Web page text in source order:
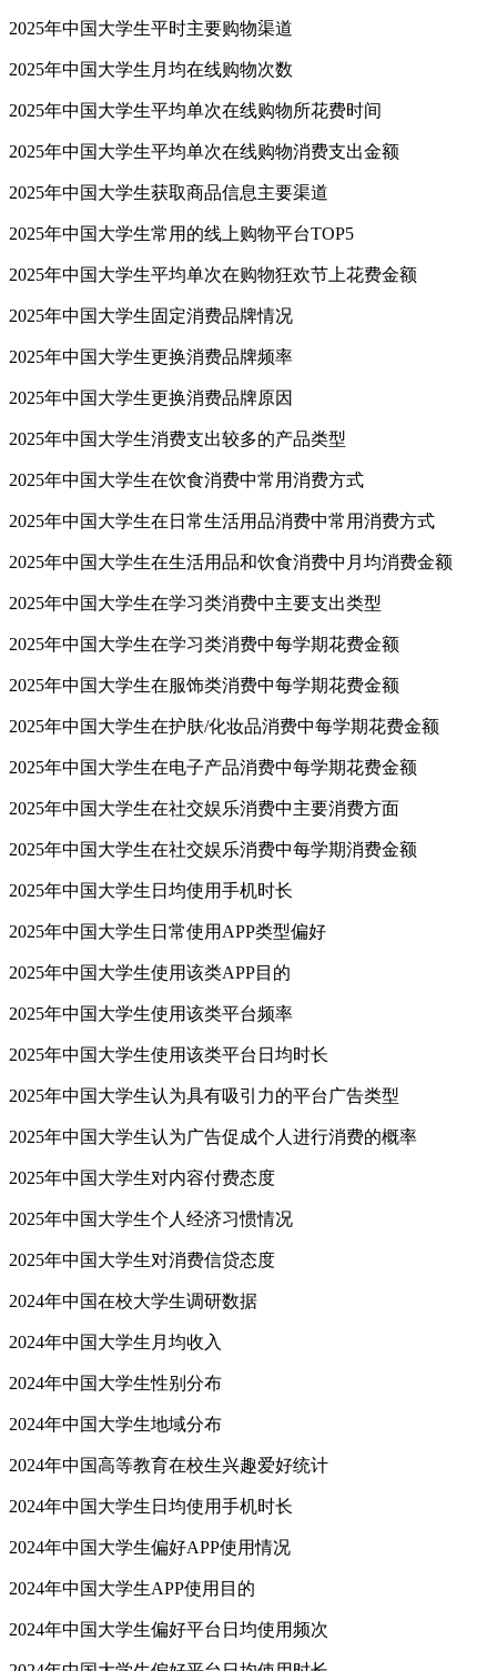
2025年中国大学生平时主要购物渠道
2025年中国大学生月均在线购物次数
2025年中国大学生平均单次在线购物所花费时间
2025年中国大学生平均单次在线购物消费支出金额
2025年中国大学生获取商品信息主要渠道
2025年中国大学生常用的线上购物平台TOP5
2025年中国大学生平均单次在购物狂欢节上花费金额
2025年中国大学生固定消费品牌情况
2025年中国大学生更换消费品牌频率
2025年中国大学生更换消费品牌原因
2025年中国大学生消费支出较多的产品类型
2025年中国大学生在饮食消费中常用消费方式
2025年中国大学生在日常生活用品消费中常用消费方式
2025年中国大学生在生活用品和饮食消费中月均消费金额
2025年中国大学生在学习类消费中主要支出类型
2025年中国大学生在学习类消费中每学期花费金额
2025年中国大学生在服饰类消费中每学期花费金额
2025年中国大学生在护肤/化妆品消费中每学期花费金额
2025年中国大学生在电子产品消费中每学期花费金额
2025年中国大学生在社交娱乐消费中主要消费方面
2025年中国大学生在社交娱乐消费中每学期消费金额
2025年中国大学生日均使用手机时长
2025年中国大学生日常使用APP类型偏好
2025年中国大学生使用该类APP目的
2025年中国大学生使用该类平台频率
2025年中国大学生使用该类平台日均时长
2025年中国大学生认为具有吸引力的平台广告类型
2025年中国大学生认为广告促成个人进行消费的概率
2025年中国大学生对内容付费态度
2025年中国大学生个人经济习惯情况
2025年中国大学生对消费信贷态度
2024年中国在校大学生调研数据
2024年中国大学生月均收入
2024年中国大学生性别分布
2024年中国大学生地域分布
2024年中国高等教育在校生兴趣爱好统计
2024年中国大学生日均使用手机时长
2024年中国大学生偏好APP使用情况
2024年中国大学生APP使用目的
2024年中国大学生偏好平台日均使用频次